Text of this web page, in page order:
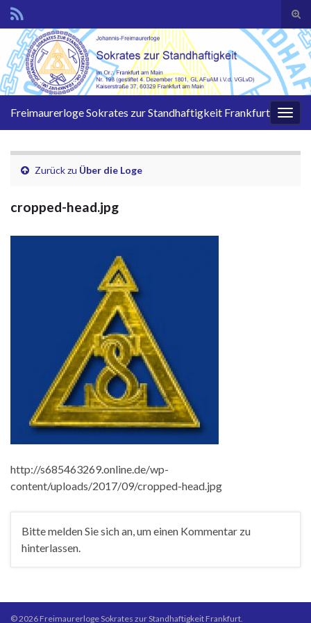
Search for:
Freimaurerloge Sokrates zur Standhaftigkeit Frankfurt
Zurück zu Über die Loge
cropped-head.jpg
http://s685463269.online.de/wp-
content/uploads/2017/09/cropped-head.jpg
Bitte melden Sie sich an, um einen Kommentar zu
hinterlassen.
© 2026 Freimaurerloge Sokrates zur Standhaftigkeit Frankfurt.